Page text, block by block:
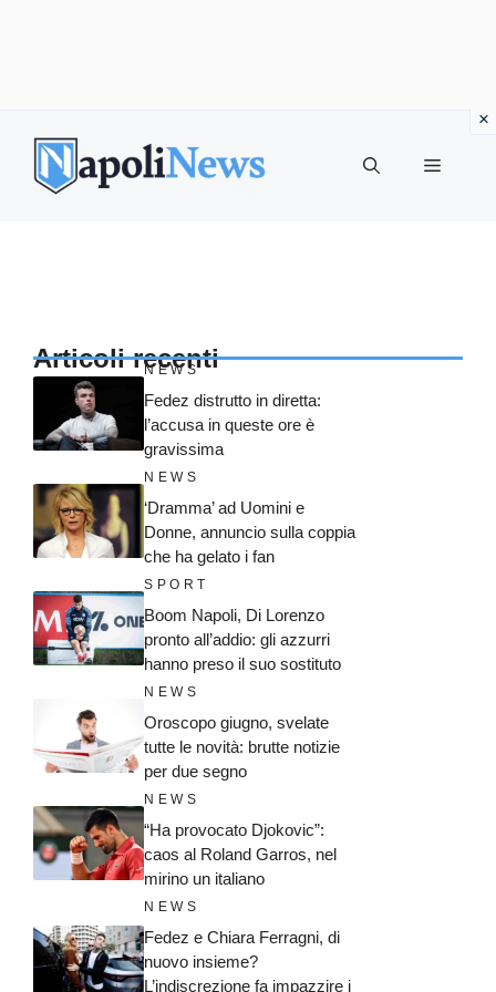
contenuto
MENU
Articoli recenti
NEWS
Fedez distrutto in diretta:
l’accusa in queste ore è
gravissima
NEWS
‘Dramma’ ad Uomini e
Donne, annuncio sulla coppia
che ha gelato i fan
SPORT
Boom Napoli, Di Lorenzo
pronto all’addio: gli azzurri
hanno preso il suo sostituto
NEWS
Oroscopo giugno, svelate
tutte le novità: brutte notizie
per due segno
NEWS
“Ha provocato Djokovic”:
caos al Roland Garros, nel
mirino un italiano
NEWS
Fedez e Chiara Ferragni, di
nuovo insieme?
L’indiscrezione fa impazzire i